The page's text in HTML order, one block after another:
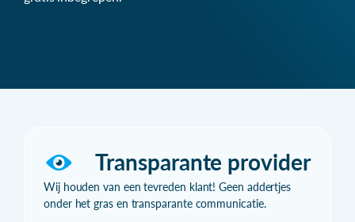
Transparante provider
Wij houden van een tevreden klant! Geen addertjes
onder het gras en transparante communicatie.